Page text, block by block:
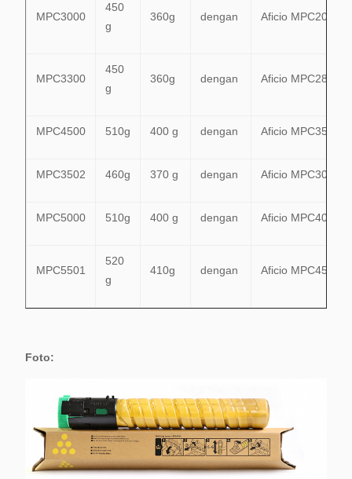
MPC3000
450
g
360g dengan Aficio
MPC3300
450
g
360g dengan Aficio MPC2800,
MPC4500 510g 400 g dengan Aficio
MPC3502 460g 370 g dengan Aficio MPC3001,
MPC5000 510g 400 g dengan Aficio MPC4000,
MPC5501
520
g
410g dengan Aficio MPC4501,
Foto: